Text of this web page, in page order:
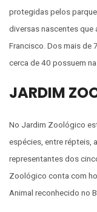
protegidas pelos
diversas nascentes que
Francisco. Dos mais de
cerca de 40 possuem
JARDIM
No Jardim Zoológico
espécies, entre répteis,
representantes dos
Zoológico conta com
Animal reconhecido no